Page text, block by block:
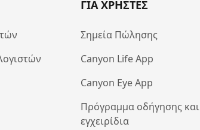
ΓΙΑ ΧΡΗΣΤΕΣ
Σημεία Πώλησης
Canyon Life App
Canyon Eye App
Πρόγραμμα οδήγησης και
εγχειρίδια